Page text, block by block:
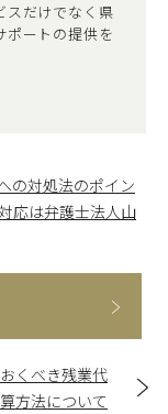
スだけでなく県
ポートの提供を
の対処法のポイン
応は弁護士法人山
くべき残業代
方法について